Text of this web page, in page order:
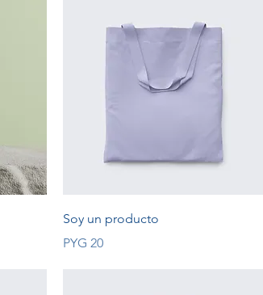
Soy un producto
Price
PYG 20